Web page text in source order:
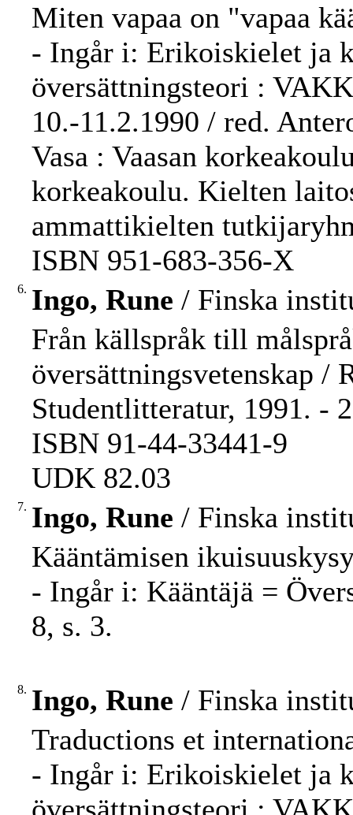
Miten vapaa on "vapaa
- Ingår i: Erikoiskielet ja
översättningsteori :
10.-11.2.1990 / red.
Vasa : Vaasan
korkeakoulu. Kielten
ammattikielten
ISBN 951-683-356-X
6. Ingo, Rune / Finska
Från källspråk till
översättningsvetenskap /
Studentlitteratur, 1991. -
ISBN 91-44-33441-9
UDK 82.03
7. Ingo, Rune / Finska
Kääntämisen
- Ingår i: Kääntäjä =
8, s. 3.
8. Ingo, Rune / Finska
Traductions et
- Ingår i: Erikoiskielet ja